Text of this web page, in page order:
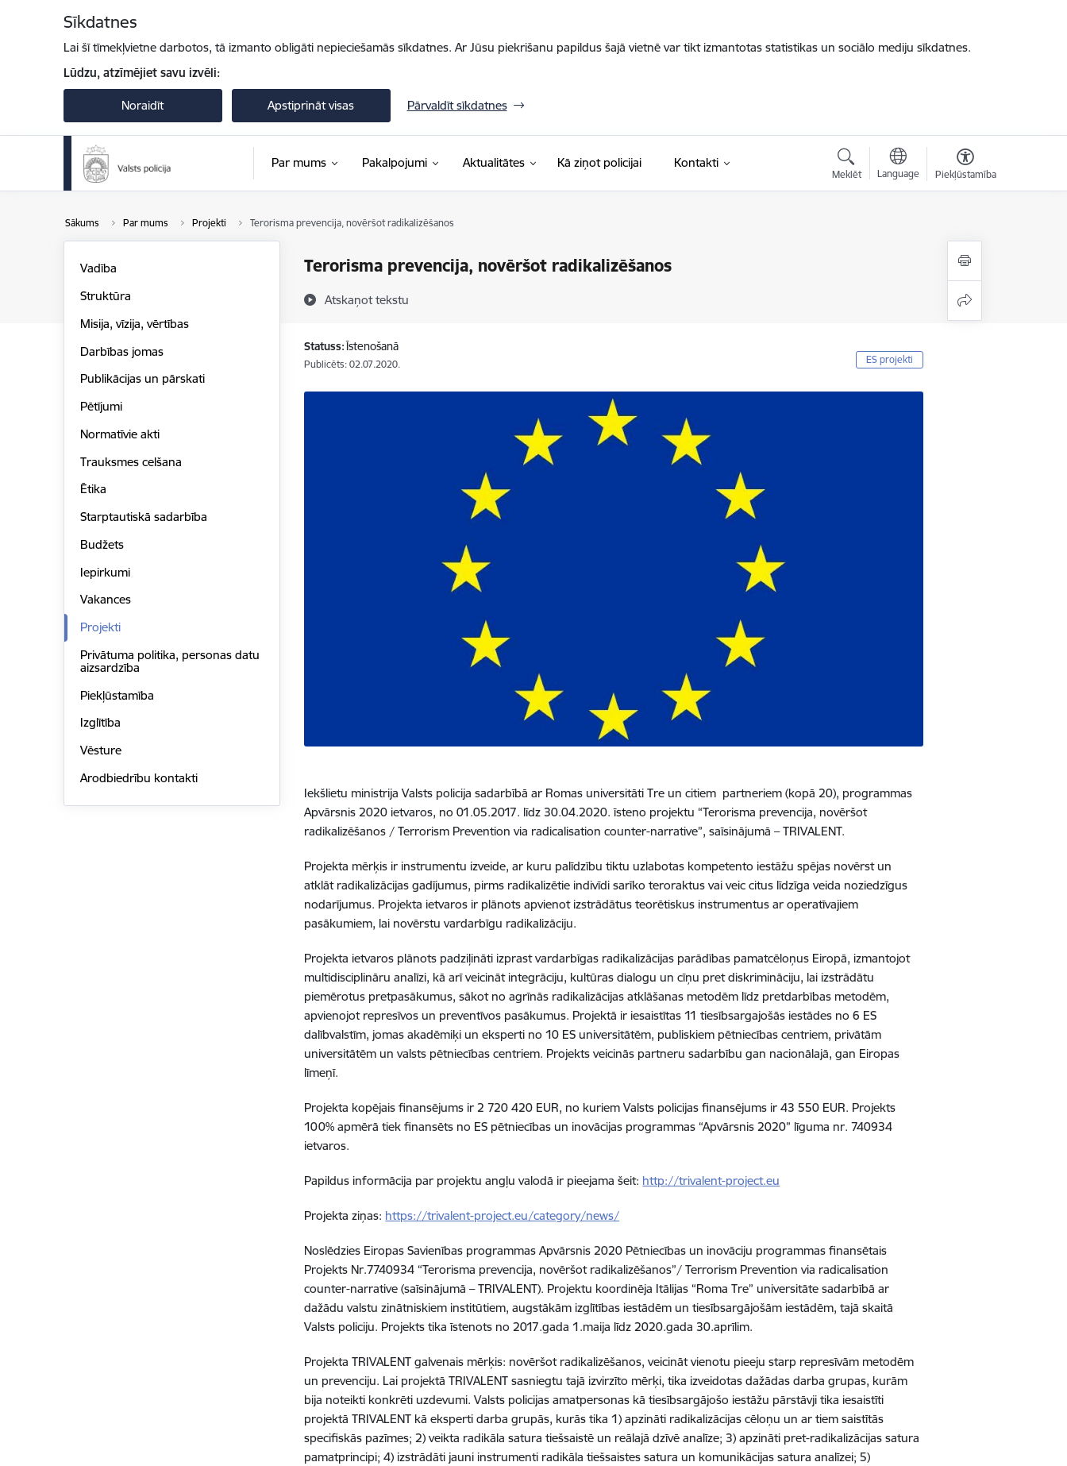
Sīkdatnes
Lai šī tīmekļvietne darbotos, tā izmanto obligāti nepieciešamās sīkdatnes. Ar Jūsu piekrišanu papildus šajā vietnē var tikt izmantotas statistikas un sociālo mediju sīkdatnes.
Lūdzu, atzīmējiet savu izvēli:
Noraidīt Apstiprināt visas Pārvaldīt sīkdatnes
Par mums Pakalpojumi Aktualitātes Kā ziņot policijai Kontakti
Meklēt Language Piekļūstamība
Sākums Par mums Projekti Terorisma prevencija, novēršot radikalizēšanos
Terorisma prevencija, novēršot radikalizēšanos
Atskaņot tekstu
Vadība
Struktūra
Misija, vīzija, vērtības
Darbības jomas
Publikācijas un pārskati
Pētījumi
Normatīvie akti
Trauksmes celšana
Ētika
Starptautiskā sadarbība
Budžets
Iepirkumi
Vakances
Projekti
Privātuma politika, personas datu
aizsardzība
Piekļūstamība
Izglītība
Vēsture
Arodbiedrību kontakti
Statuss:Īstenošanā
Publicēts: 02.07.2020. ES projekti
Iekšlietu ministrija Valsts policija sadarbībā ar Romas universitāti Tre un citiem partneriem (kopā 20), programmas
Apvārsnis 2020 ietvaros, no 01.05.2017. līdz 30.04.2020. īsteno projektu “Terorisma prevencija, novēršot
radikalizēšanos / Terrorism Prevention via radicalisation counter-narrative”, saīsinājumā – TRIVALENT.
Projekta mērķis ir instrumentu izveide, ar kuru palīdzību tiktu uzlabotas kompetento iestāžu spējas novērst un
atklāt radikalizācijas gadījumus, pirms radikalizētie indivīdi sarīko teroraktus vai veic citus līdzīga veida noziedzīgus
nodarījumus. Projekta ietvaros ir plānots apvienot izstrādātus teorētiskus instrumentus ar operatīvajiem
pasākumiem, lai novērstu vardarbīgu radikalizāciju.
Projekta ietvaros plānots padziļināti izprast vardarbīgas radikalizācijas parādības pamatcēloņus Eiropā, izmantojot
multidisciplināru analīzi, kā arī veicināt integrāciju, kultūras dialogu un cīņu pret diskrimināciju, lai izstrādātu
piemērotus pretpasākumus, sākot no agrīnās radikalizācijas atklāšanas metodēm līdz pretdarbības metodēm,
apvienojot represīvos un preventīvos pasākumus. Projektā ir iesaistītas 11 tiesībsargajošās iestādes no 6 ES
dalībvalstīm, jomas akadēmiķi un eksperti no 10 ES universitātēm, publiskiem pētniecības centriem, privātām
universitātēm un valsts pētniecības centriem. Projekts veicinās partneru sadarbību gan nacionālajā, gan Eiropas
līmeņī.
Projekta kopējais finansējums ir 2 720 420 EUR, no kuriem Valsts policijas finansējums ir 43 550 EUR. Projekts
100% apmērā tiek finansēts no ES pētniecības un inovācijas programmas “Apvārsnis 2020” līguma nr. 740934
ietvaros.
Papildus informācija par projektu angļu valodā ir pieejama šeit: http://trivalent-project.eu
Projekta ziņas: https://trivalent-project.eu/category/news/
Noslēdzies Eiropas Savienības programmas Apvārsnis 2020 Pētniecības un inovāciju programmas finansētais
Projekts Nr.7740934 “Terorisma prevencija, novēršot radikalizēšanos”/ Terrorism Prevention via radicalisation
counter-narrative (saīsinājumā – TRIVALENT). Projektu koordinēja Itālijas “Roma Tre” universitāte sadarbībā ar
dažādu valstu zinātniskiem institūtiem, augstākām izglītības iestādēm un tiesībsargājošām iestādēm, tajā skaitā
Valsts policiju. Projekts tika īstenots no 2017.gada 1.maija līdz 2020.gada 30.aprīlim.
Projekta TRIVALENT galvenais mērķis: novēršot radikalizēšanos, veicināt vienotu pieeju starp represīvām metodēm
un prevenciju. Lai projektā TRIVALENT sasniegtu tajā izvirzīto mērķi, tika izveidotas dažādas darba grupas, kurām
bija noteikti konkrēti uzdevumi. Valsts policijas amatpersonas kā tiesībsargājošo iestāžu pārstāvji tika iesaistīti
projektā TRIVALENT kā eksperti darba grupās, kurās tika 1) apzināti radikalizācijas cēloņu un ar tiem saistītās
specifiskās pazīmes; 2) veikta radikāla satura tiešsaistē un reālajā dzīvē analīze; 3) apzināti pret-radikalizācijas satura
pamatprincipi; 4) izstrādāti jauni instrumenti radikāla tiešsaistes satura un komunikācijas satura analīzei; 5)